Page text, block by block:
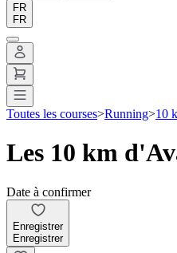
FR
FR
Toutes les courses>Running>10
Les 10 km
Date à confirmer
Enregistrer
Enregistrer